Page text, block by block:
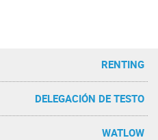
RENTING
DELEGACIÓN DE TESTO
WATLOW